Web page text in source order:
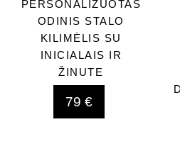
PERSONALIZUOTAS
ODINIS STALO
KILIMĖLIS SU
INICIALAIS IR
ŽINUTE
79 €